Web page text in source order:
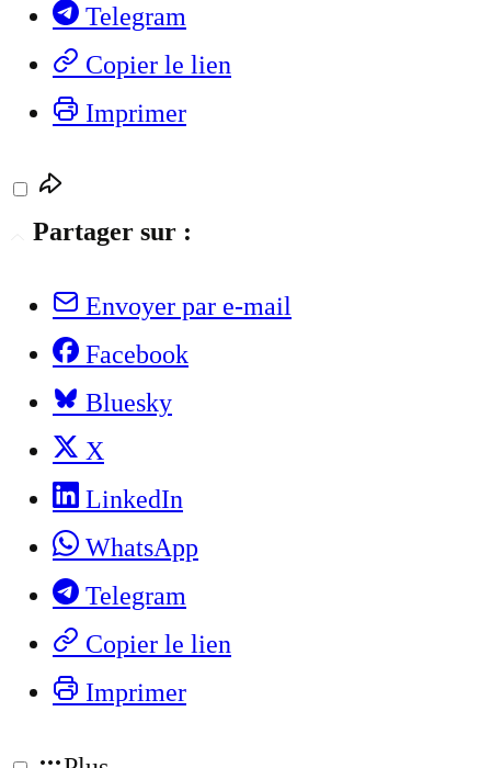
Telegram
Copier le lien
Imprimer
Partager sur :
Envoyer par e-mail
Facebook
Bluesky
X
LinkedIn
WhatsApp
Telegram
Copier le lien
Imprimer